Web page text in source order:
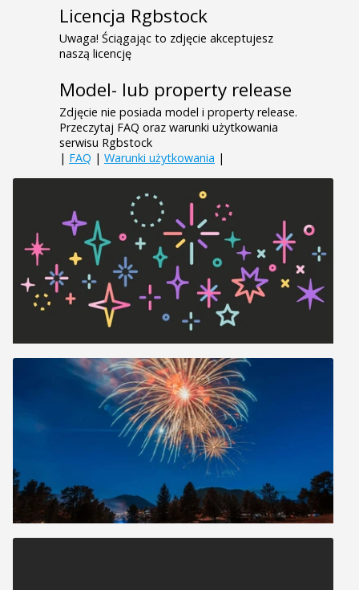
Licencja Rgbstock
Uwaga! Ściągając to zdjęcie akceptujesz
naszą licencję
Model- lub property release
Zdjęcie nie posiada model i property release.
Przeczytaj FAQ oraz warunki użytkowania
serwisu Rgbstock
| FAQ | Warunki użytkowania |